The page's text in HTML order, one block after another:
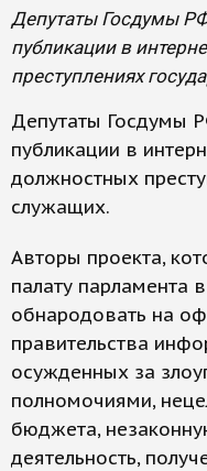
Депутаты Госдумы
публикации в
преступлениях
Депутаты Госдумы
публикации в
должностных
служащих.
Авторы проекта,
палату парламента
обнародовать на
правительства
осужденных за
полномочиями,
бюджета,
деятельность,